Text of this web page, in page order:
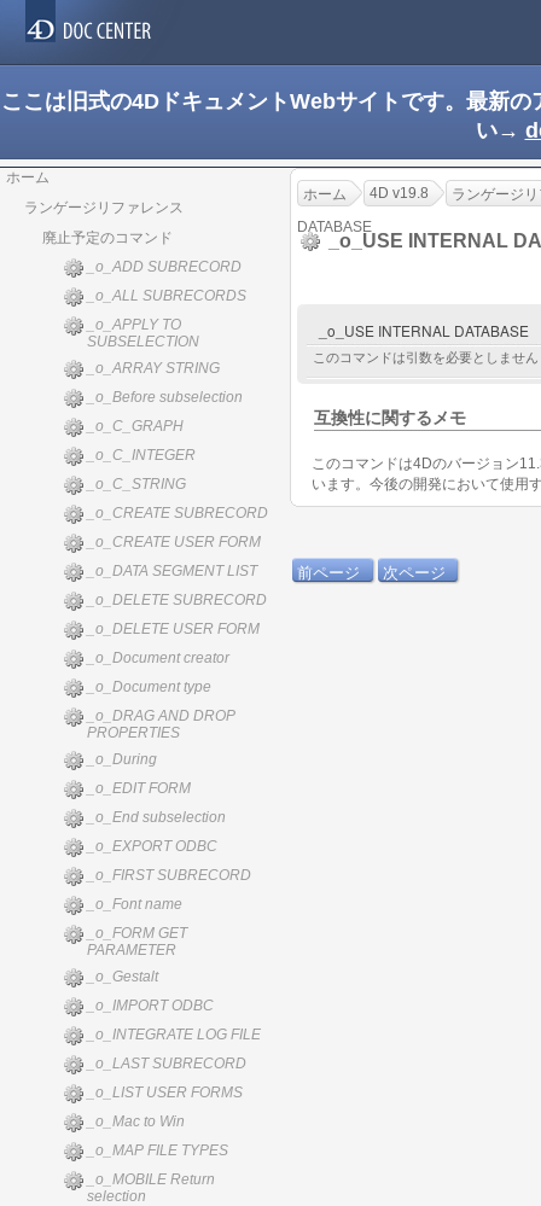
ここは旧式の4DドキュメントWebサイトです。最新
い→
ホーム
ランゲージリファレンス
廃止予定のコマンド
_o_ADD SUBRECORD
_o_ALL SUBRECORDS
_o_APPLY TO
SUBSELECTION
_o_ARRAY STRING
_o_Before subselection
_o_C_GRAPH
_o_C_INTEGER
_o_C_STRING
_o_CREATE SUBRECORD
_o_CREATE USER FORM
_o_DATA SEGMENT LIST
_o_DELETE SUBRECORD
_o_DELETE USER FORM
_o_Document creator
_o_Document type
_o_DRAG AND DROP
PROPERTIES
_o_During
_o_EDIT FORM
_o_End subselection
_o_EXPORT ODBC
_o_FIRST SUBRECORD
_o_Font name
_o_FORM GET
PARAMETER
_o_Gestalt
_o_IMPORT ODBC
_o_INTEGRATE LOG FILE
_o_LAST SUBRECORD
_o_LIST USER FORMS
_o_Mac to Win
_o_MAP FILE TYPES
_o_MOBILE Return
selection
ホーム 4D v19.8
ランゲージ
DATABASE
_o_USE INTERNAL
_o_USE INTERNAL DATABASE
このコマンドは引数を必要としません
互換性に関するメモ
このコマンドは4Dのバージョン
います。今後の開発において使用
前ページ 次ページ